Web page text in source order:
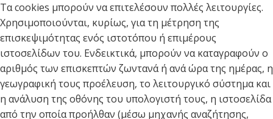
Τα cookies μπορούν να επιτελέσουν πολλές λειτουργίες.
Χρησιμοποιούνται, κυρίως, για τη μέτρηση της
επισκεψιμότητας ενός ιστοτόπου ή επιμέρους
ιστοσελίδων του. Ενδεικτικά, μπορούν να καταγραφούν ο
αριθμός των επισκεπτών ζωντανά ή ανά ώρα της ημέρας, η
γεωγραφική τους προέλευση, το λειτουργικό σύστημα και
η ανάλυση της οθόνης του υπολογιστή τους, η ιστοσελίδα
από την οποία προήλθαν (μέσω μηχανής αναζήτησης,